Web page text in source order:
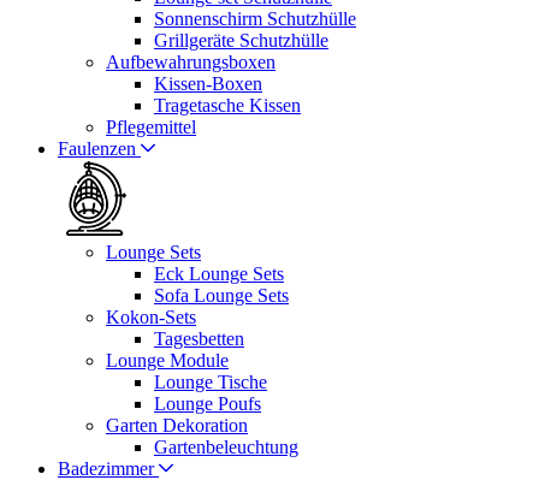
Sonnenschirm Schutzhülle
Grillgeräte Schutzhülle
Aufbewahrungsboxen
Kissen-Boxen
Tragetasche Kissen
Pflegemittel
Faulenzen
Lounge Sets
Eck Lounge Sets
Sofa Lounge Sets
Kokon-Sets
Tagesbetten
Lounge Module
Lounge Tische
Lounge Poufs
Garten Dekoration
Gartenbeleuchtung
Badezimmer